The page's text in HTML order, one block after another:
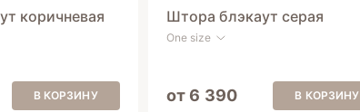
коричневая
В КОРЗИНУ
Штора блэкаут серая
One size
от 6 390 В КОРЗИНУ